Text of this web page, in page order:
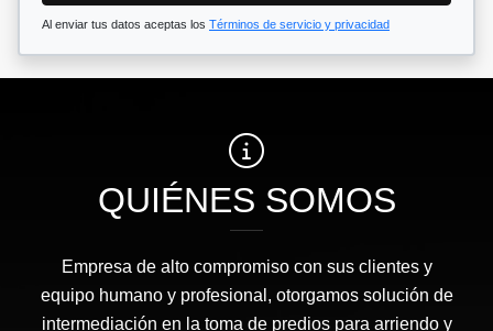
Al enviar tus datos aceptas los Términos de servicio y privacidad
QUIÉNES SOMOS
Empresa de alto compromiso con sus clientes y
equipo humano y profesional, otorgamos solución de
intermediación en la toma de predios para arriendo y